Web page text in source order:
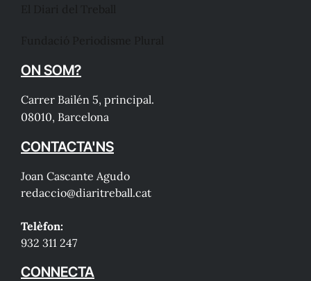
ON SOM?
Carrer Bailén 5, principal.
08010, Barcelona
CONTACTA'NS
Joan Cascante Agudo
redaccio@diaritreball.cat
Telèfon:
932 311 247
CONNECTA